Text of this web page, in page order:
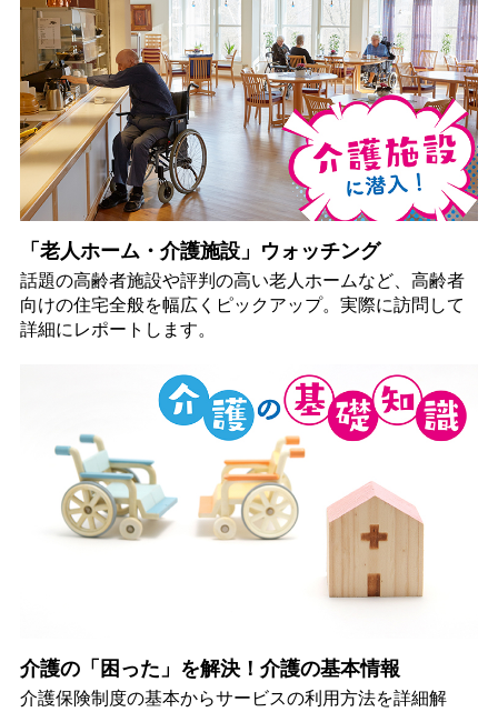
「老人ホーム・介護施設」ウォッチング
話題の高齢者施設や評判の高い老人ホームなど、高齢者
向けの住宅全般を幅広くピックアップ。実際に訪問して
詳細にレポートします。
介護の「困った」を解決！介護の基本情報
介護保険制度の基本からサービスの利用方法を詳細解